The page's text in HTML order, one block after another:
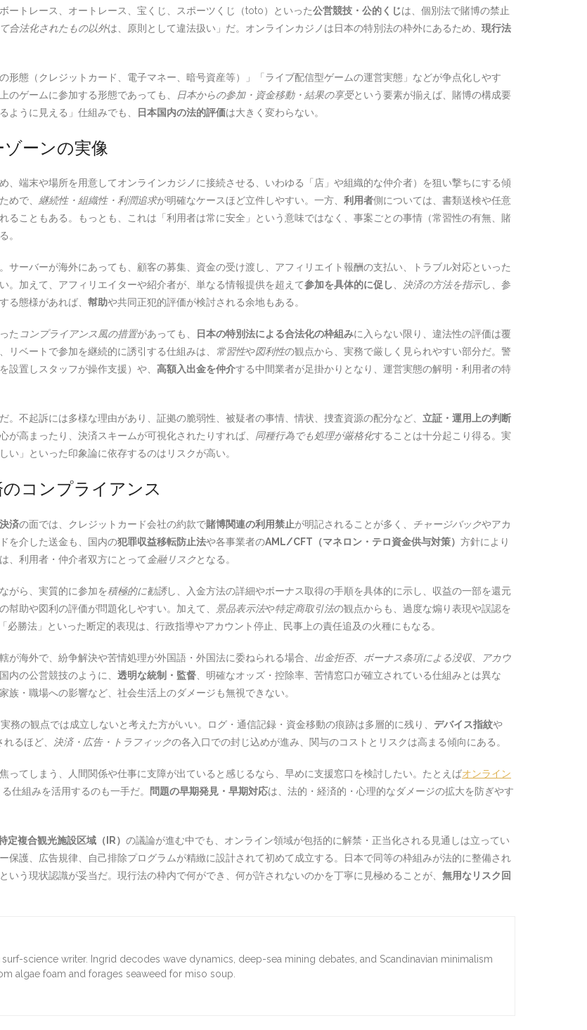
ートレース、オートレース、宝くじ、スポーツくじ（toto）といった公営競技・公的くじは、個別法で賭博の禁止
合法化されたもの以外は、原則として違法扱い」だ。オンラインカジノは日本の特別法の枠外にあるため、 現行法
形態（クレジットカード、電子マネー、暗号資産等）」「ライブ配信型ゲームの運営実態」などが争点化しやす
のゲームに参加する形態であっても、
日本からの参加・資金移動・結果の享受という要素が揃えば、賭博の構成要
ように見える」仕組みでも、
日本国内の法的評価は大きく変わらない。
ーンの実像
め、端末や場所を用意してオンラインカジノに接続させる、いわゆる「店」や組織的な仲介者）を狙い撃ちにする傾
めで、 継続性・組織性・利潤追求が明確なケースほど立件しやすい。一方、 利用者側については、書類送検や任意
ることもある。もっとも、これは「利用者は常に安全」という意味ではなく、事案ごとの事情（常習性の有無、賭
。
サーバーが海外にあっても、顧客の募集、資金の受け渡し、アフィリエイト報酬の支払い、トラブル対応といった
。加えて、アフィリエイターや紹介者が、単なる情報提供を超えて参加を具体的に促し、 決済の方法を指示し、参
る態様があれば、 幇助や共同正犯的評価が検討される余地もある。
た コンプライアンス風の措置があっても、 日本の特別法による合法化の枠組みに入らない限り、違法性の評価は覆
ベートで参加を継続的に誘引する仕組みは、
常習性や図利性の観点から、実務で厳しく見られやすい部分だ。警
設置しスタッフが操作支援）や、 高額入出金を仲介する中間業者が足掛かりとなり、運営実態の解明・利用者の特
。不起訴には多様な理由があり、証拠の脆弱性、被疑者の事情、情状、捜査資源の配分など、 立証・運用上の判断
高まったり、決済スキームが可視化されたりすれば、 同種行為でも処理が厳格化することは十分起こり得る。実
」といった印象論に依存するのはリスクが高い。
コンプライアンス
決済の面では、クレジットカード会社の約款で賭博関連の利用禁止が明記されることが多く、 チャージバックやアカ
を介した送金も、国内の犯罪収益移転防止法や各事業者のAML/CFT（マネロン・テロ資金供与対策） 方針により
、利用者・仲介者双方にとって 金融リスクとなる。
がら、実質的に参加を積極的に勧誘し、入金方法の詳細やボーナス取得の手順を具体的に示し、収益の一部を還元
幇助や図利の評価が問題化しやすい。加えて、 景品表示法や特定商取引法の観点からも、過度な煽り表現や誤認を
勝法」といった断定的表現は、行政指導やアカウント停止、民事上の責任追及の火種にもなる。
が海外で、紛争解決や苦情処理が外国語・外国法に委ねられる場合、 出金拒否、 ボーナス条項による没収
アカウ
内の公営競技のように、 透明な統制・監督 、明確なオッズ・控除率、苦情窓口が確立されている仕組みとは異な
族・職場への影響など、社会生活上のダメージも無視できない。
務の観点では成立しないと考えた方がいい。ログ・通信記録・資金移動の痕跡は多層的に残り、 デバイス指紋や
るほど、 決済・広告・トラフィックの各入口での封じ込めが進み、関与のコストとリスクは高まる傾向にある。
ってしまう、人間関係や仕事に支障が出ていると感じるなら、早めに支援窓口を検討したい。たとえばオンライン
仕組みを活用するのも一手だ。 問題の早期発見・早期対応は、法的・経済的・心理的なダメージの拡大を防ぎやす
定複合観光施設区域（IR） の議論が進む中でも、オンライン領域が包括的に解禁・正当化される見通しは立ってい
保護、広告規律、自己排除プログラムが精緻に設計されて初めて成立する。日本で同等の枠組みが法的に整備され
という現状認識が妥当だ。現行法の枠内で何ができ、何が許されないのかを丁寧に見極めることが、 無用なリスク回
science writer. Ingrid decodes wave dynamics, deep-sea mining debates, and Scandinavian minimalism
algae foam and forages seaweed for miso soup.